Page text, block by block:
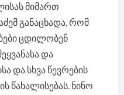
მიმართ
განაცხადა, რომ
ცდილობენ
და
და სხვა წევრების
წახალისებას. ნინო